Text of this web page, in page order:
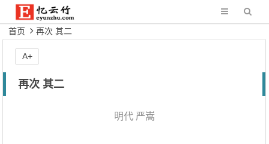
首页 再次 其二
再次 其二
明代 严嵩
A+